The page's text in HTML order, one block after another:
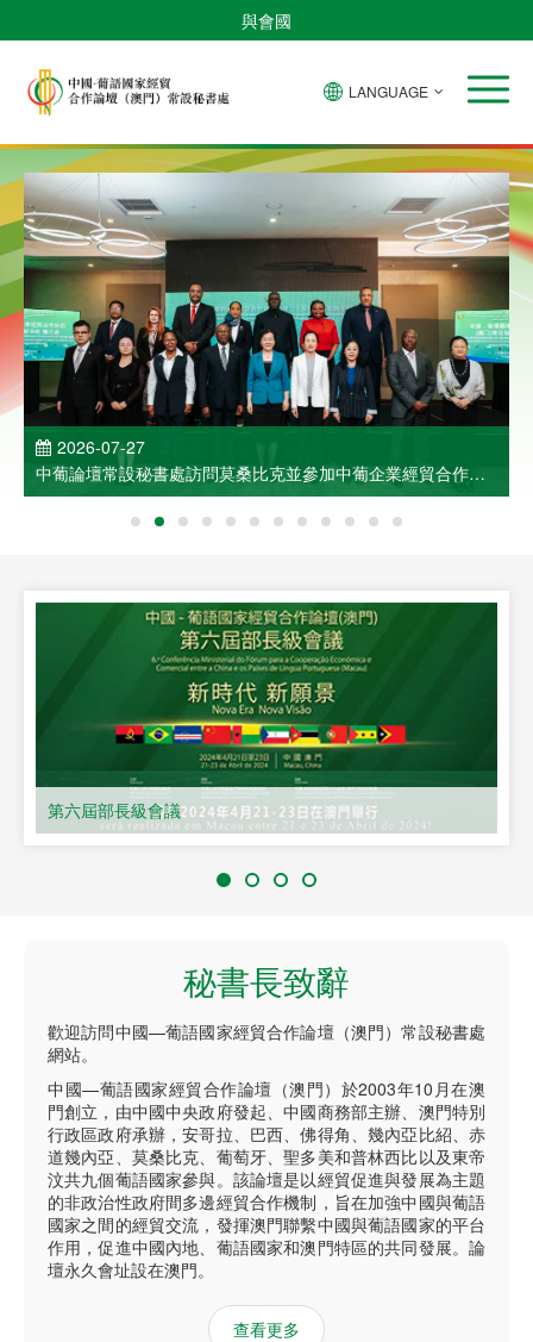
與會國
LANGUAGE
2026-07-27
中葡論壇常設秘書處訪問莫桑比克並參加中葡企業經貿合作洽
談會
第六屆部長級會議
秘書長致辭
歡迎訪問中國—葡語國家經貿合作論壇（澳門）常設秘書處
網站。
中國—葡語國家經貿合作論壇（澳門）於2003年10月在澳
門創立，由中國中央政府發起、中國商務部主辦、澳門特別
行政區政府承辦，安哥拉、巴西、佛得角、幾內亞比紹、赤
道幾內亞、莫桑比克、葡萄牙、聖多美和普林西比以及東帝
汶共九個葡語國家參與。該論壇是以經貿促進與發展為主題
的非政治性政府間多邊經貿合作機制，旨在加強中國與葡語
國家之間的經貿交流，發揮澳門聯繫中國與葡語國家的平台
作用，促進中國內地、葡語國家和澳門特區的共同發展。論
壇永久會址設在澳門。
查看更多